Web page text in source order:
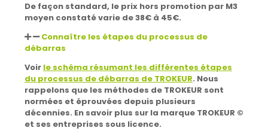
De façon standard, le prix hors promotion par M3
moyen constaté varie de 38€ à 45€.
Connaître les étapes du processus de
débarras
Voir le schéma résumant les différentes étapes
du processus de débarras de TROKEUR. Nous
rappelons que les méthodes de TROKEUR sont
normées et éprouvées depuis plusieurs
décennies. En savoir plus sur la marque TROKEUR ©
et ses entreprises sous licence.